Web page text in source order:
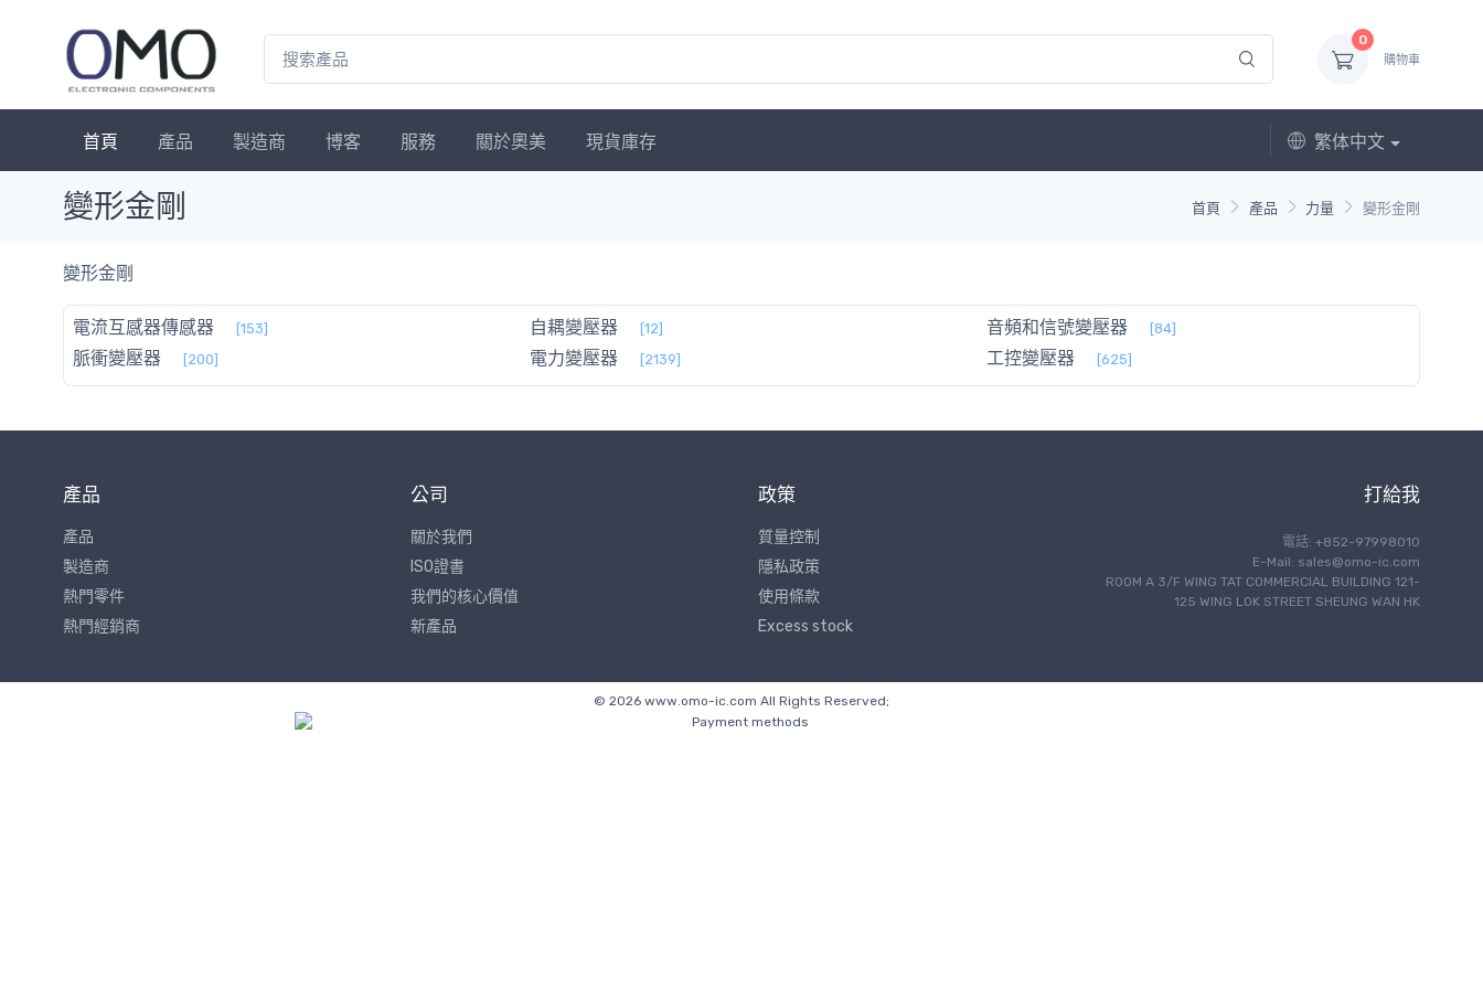
0
購物車
首頁 產品 製造商 博客 服務 關於奧美 現貨庫存 繁体中文
首頁 產品 力量 變形金剛
變形金剛
變形金剛
電流互感器傳感器 [153] 自耦變壓器 [12] 音頻和信號變壓器 [84]
脈衝變壓器 [200] 電力變壓器 [2139] 工控變壓器 [625]
產品
產品
製造商
熱門零件
熱門經銷商
公司
關於我們
ISO證書
我們的核心價值
新產品
政策
質量控制
隱私政策
使用條款
Excess stock
打給我
電話: +852-97998010
E-Mail: sales@omo-ic.com
ROOM A 3/F WING TAT COMMERCIAL BUILDING 121-
125 WING LOK STREET SHEUNG WAN HK
© 2026 www.omo-ic.com All Rights Reserved;